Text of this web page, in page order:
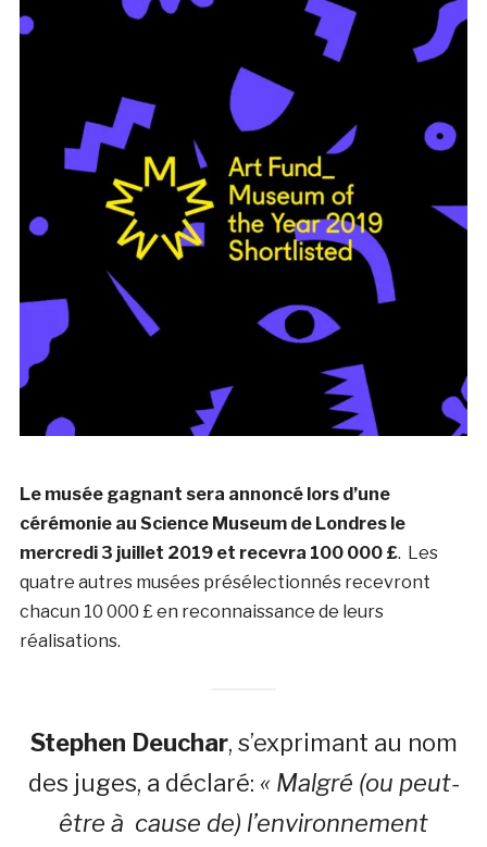
Le musée gagnant sera annoncé lors d’une
cérémonie au Science Museum de Londres le
mercredi 3 juillet 2019 et recevra 100 000 £. Les
quatre autres musées présélectionnés recevront
chacun 10 000 £ en reconnaissance de leurs
réalisations.
Stephen Deuchar, s’exprimant au nom
des juges, a déclaré: « Malgré (ou peut-
être à cause de) l’environnement